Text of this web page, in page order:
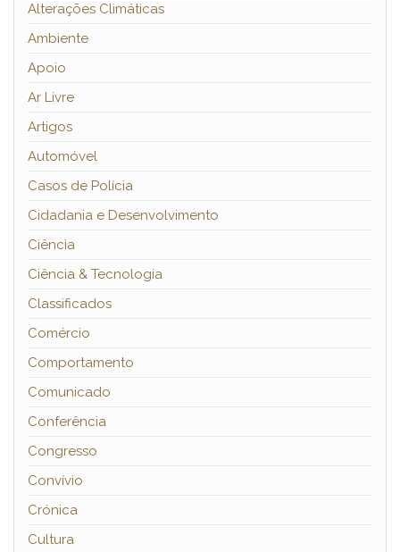
Alterações Climáticas
Ambiente
Apoio
Ar Livre
Artigos
Automóvel
Casos de Polícia
Cidadania e Desenvolvimento
Ciência
Ciência & Tecnologia
Classificados
Comércio
Comportamento
Comunicado
Conferência
Congresso
Convívio
Crónica
Cultura